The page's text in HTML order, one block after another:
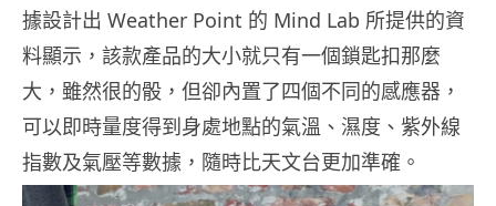
據設計出 Weather Point 的 Mind Lab 所提供的資
料顯示，該款產品的大小就只有一個鎖匙扣那麼
大，雖然很的骰，但卻內置了四個不同的感應器，
可以即時量度得到身處地點的氣溫、濕度、紫外線
指數及氣壓等數據，隨時比天文台更加準確。